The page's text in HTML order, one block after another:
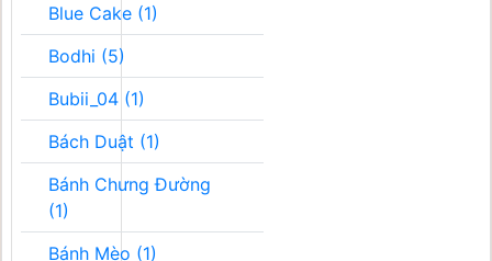
Blue Cake (1)
Bodhi (5)
Bubii_04 (1)
Bách Duật (1)
Bánh Chưng Đường
(1)
Bánh Mèo (1)